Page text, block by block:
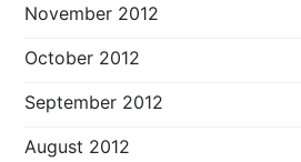
November 2012
October 2012
September 2012
August 2012